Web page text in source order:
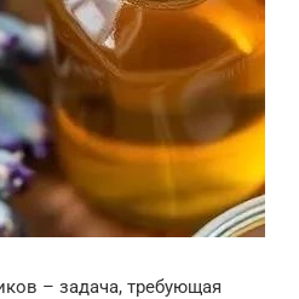
– задача, требующая